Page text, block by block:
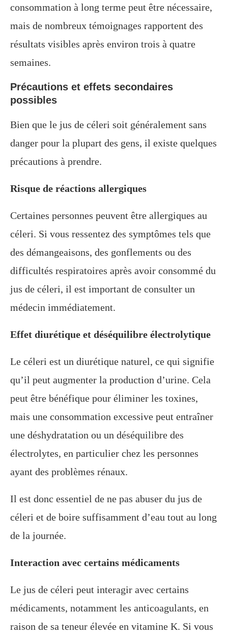
consommation à long terme peut être nécessaire,
mais de nombreux témoignages rapportent des
résultats visibles après environ trois à quatre
semaines.
Précautions et effets secondaires
possibles
Bien que le jus de céleri soit généralement sans
danger pour la plupart des gens, il existe quelques
précautions à prendre.
Risque de réactions allergiques
Certaines personnes peuvent être allergiques au
céleri. Si vous ressentez des symptômes tels que
des démangeaisons, des gonflements ou des
difficultés respiratoires après avoir consommé du
jus de céleri, il est important de consulter un
médecin immédiatement.
Effet diurétique et déséquilibre électrolytique
Le céleri est un diurétique naturel, ce qui signifie
qu’il peut augmenter la production d’urine. Cela
peut être bénéfique pour éliminer les toxines,
mais une consommation excessive peut entraîner
une déshydratation ou un déséquilibre des
électrolytes, en particulier chez les personnes
ayant des problèmes rénaux.
Il est donc essentiel de ne pas abuser du jus de
céleri et de boire suffisamment d’eau tout au long
de la journée.
Interaction avec certains médicaments
Le jus de céleri peut interagir avec certains
médicaments, notamment les anticoagulants, en
raison de sa teneur élevée en vitamine K. Si vous